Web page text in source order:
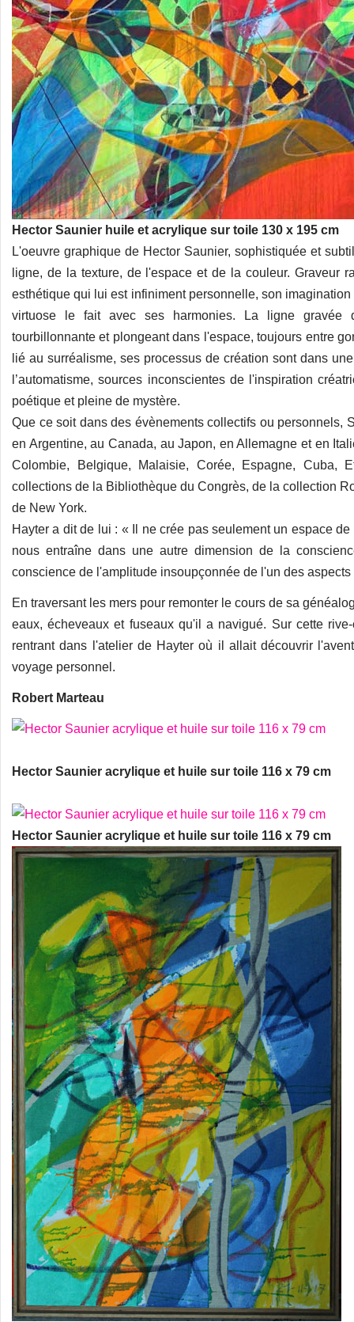
Hector Saunier huile et acrylique sur toile 130 x 195 cm
L'oeuvre graphique de Hector Saunier, sophistiquée et
ligne, de la texture, de l'espace et de la couleur. Graveur
esthétique qui lui est infiniment personnelle, son
virtuose le fait avec ses harmonies. La ligne gravée
tourbillonnante et plongeant dans l'espace, toujours entre
lié au surréalisme, ses processus de création sont dans
l’automatisme, sources inconscientes de l'inspiration
poétique et pleine de mystère.
Que ce soit dans des évènements collectifs ou personnels,
en Argentine, au Canada, au Japon, en Allemagne et en
Colombie, Belgique, Malaisie, Corée, Espagne, Cuba,
collections de la Bibliothèque du Congrès, de la collection
de New York.
Hayter a dit de lui : « Il ne crée pas seulement un espace
nous entraîne dans une autre dimension de la
conscience de l'amplitude insoupçonnée de l'un des
En traversant les mers pour remonter le cours de sa
eaux, écheveaux et fuseaux qu'il a navigué. Sur cette
rentrant dans l'atelier de Hayter où il allait découvrir
voyage personnel.
Robert Marteau
Hector Saunier acrylique et huile sur toile 116 x 79 cm
Hector Saunier acrylique et huile sur toile 116 x 79 cm